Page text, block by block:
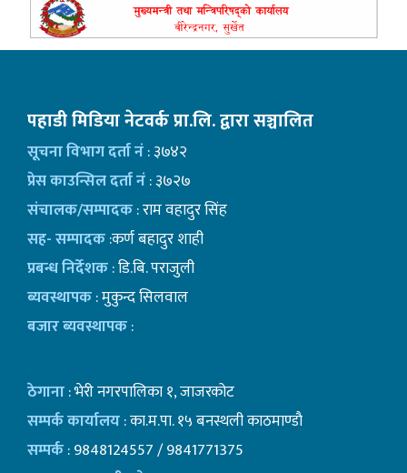
पहाडी मिडिया नेटवर्क प्रा.लि. द्वारा सञ्चालित
सूचना विभाग दर्ता नं: ३७४२
प्रेस काउन्सिल दर्ता नं: ३७२७
संचालक/सम्पादक: राम वहादुर सिंह
सह- सम्पादक:कर्ण बहादुर शाही
प्रबन्ध निर्देशक: डि.बि. पराजुली
ब्यवस्थापक: मुकुन्द सिलवाल
बजार ब्यवस्थापक:
ठेगाना: भेरी नगरपालिका १, जाजरकोट
सम्पर्क कार्यालय: का.म.पा. १५ बनस्थली काठमाण्डाै
सम्पर्क: 9848124557 / 9841771375